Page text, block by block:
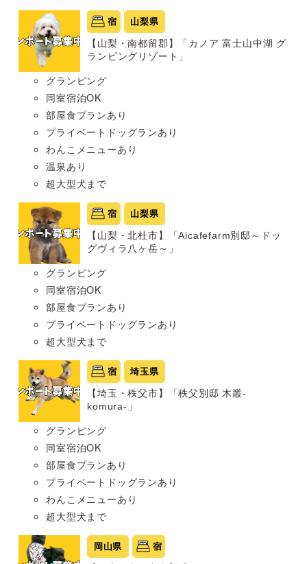
宿 山梨県
【山梨・南都留郡】「カノア 富士山中湖 グ
ランピングリゾート」
グランピング
同室宿泊OK
部屋食プランあり
プライベートドッグランあり
わんこメニューあり
温泉あり
超大型犬まで
宿 山梨県
【山梨・北杜市】「Aicafefarm別邸～ドッ
グヴィラ八ヶ岳～」
グランピング
同室宿泊OK
部屋食プランあり
プライベートドッグランあり
超大型犬まで
宿 埼玉県
【埼玉・秩父市】「秩父別邸 木叢-
komura-」
グランピング
同室宿泊OK
部屋食プランあり
プライベートドッグランあり
わんこメニューあり
超大型犬まで
岡山県 宿